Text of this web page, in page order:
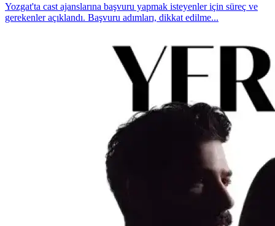
Yozgat'ta cast ajanslarına başvuru yapmak isteyenler için süreç ve
gerekenler açıklandı. Başvuru adımları, dikkat edilme...